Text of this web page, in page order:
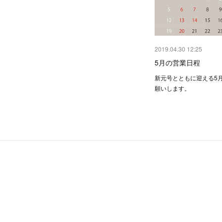
2019.04.30 12:25
5月の営業日程
新元号とともに迎える5
願いします。